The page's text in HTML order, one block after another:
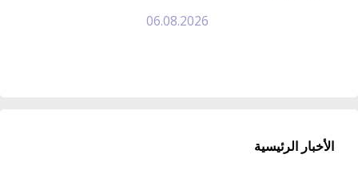
06.08.2026
الأخبار الرئيسية